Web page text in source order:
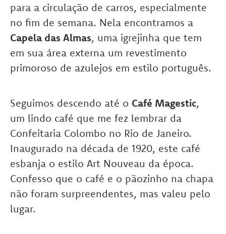
para a circulação de carros, especialmente
no fim de semana. Nela encontramos a
Capela das Almas, uma igrejinha que tem
em sua área externa um revestimento
primoroso de azulejos em estilo português.
Seguimos descendo até o Café Magestic,
um lindo café que me fez lembrar da
Confeitaria Colombo no Rio de Janeiro.
Inaugurado na década de 1920, este café
esbanja o estilo Art Nouveau da época.
Confesso que o café e o pãozinho na chapa
não foram surpreendentes, mas valeu pelo
lugar.